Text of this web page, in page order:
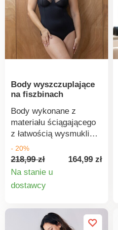
swoim gustem i
nastrojem.
Body wyszczuplające
na fiszbinach
Body wykonane z
materiału ściągającego
z łatwością wysmukli
Twoją sylwetkę. Body
modelujące wykonane z
dzianiny ściągającej z
Wzmocnienie z tiulu z
redukcji: 3 na 3. Górna
część miseczek z tiulu.
- 20%
218,99 zł
164,99 zł
Na stanie u
dostawcy